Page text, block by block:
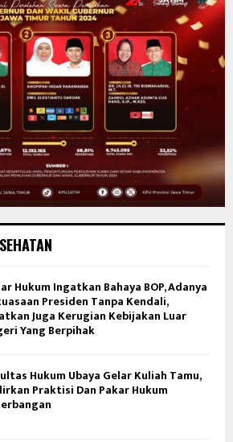
Hukum Ingatkan Bahaya BOP, Adanya
Presiden Tanpa Kendali,
Juga Kerugian Kebijakan Luar
Yang Berpihak
Hukum Ubaya Gelar Kuliah Tamu,
Praktisi Dan Pakar Hukum